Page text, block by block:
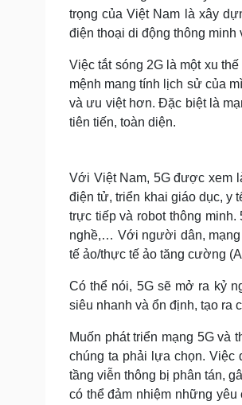
trọng của Việt Nam là xây
điện thoại di động thông minh
Việc tắt sóng 2G là một xu
mệnh mang tính lịch sử của
và ưu việt hơn. Đặc biệt là
tiên tiến, toàn diện.
Với Việt Nam, 5G được xem
điện tử, triển khai giáo dục, y
trực tiếp và robot thông
nghề,… Với người dân, mạng
tế ảo/thực tế ảo tăng cường
Có thể nói, 5G sẽ mở ra kỷ
siêu nhanh và ổn định, tạo ra
Muốn phát triển mạng 5G
chúng ta phải lựa chọn. Việc
tầng viễn thông bị phân tán,
có thể đảm nhiệm những